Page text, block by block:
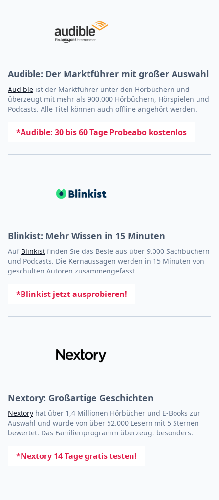
Audible: Der Marktführer mit großer Auswahl
Audible ist der Marktführer unter den Hörbüchern und
überzeugt mit mehr als 900.000 Hörbüchern, Hörspielen und
Podcasts. Alle Titel können auch offline angehört werden.
*Audible: 30 bis 60 Tage Probeabo kostenlos
Blinkist: Mehr Wissen in 15 Minuten
Auf Blinkist finden Sie das Beste aus über 9.000 Sachbüchern
und Podcasts. Die Kernaussagen werden in 15 Minuten von
geschulten Autoren zusammengefasst.
*Blinkist jetzt ausprobieren!
Nextory: Großartige Geschichten
Nextory hat über 1,4 Millionen Hörbücher und E-Books zur
Auswahl und wurde von über 52.000 Lesern mit 5 Sternen
bewertet. Das Familienprogramm überzeugt besonders.
*Nextory 14 Tage gratis testen!